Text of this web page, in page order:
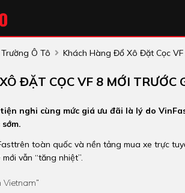
Ô Tô Khách Hàng Đổ Xô Đặt Cọc
ĐẶT CỌC VF 8 MỚI TRƯỚC
nghi cùng mức giá ưu đãi là lý do
toàn quốc và nền tảng mua xe trực
vẫn “tăng nhiệt”.
Vietnam”